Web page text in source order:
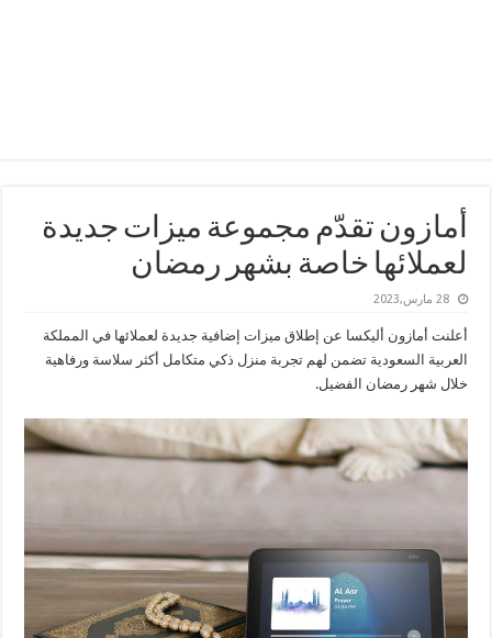
أمازون تقدّم مجموعة ميزات جديدة
لعملائها خاصة بشهر رمضان
28 مارس,2023
أعلنت أمازون أليكسا عن إطلاق ميزات إضافية جديدة لعملائها في المملكة
العربية السعودية تضمن لهم تجربة منزل ذكي متكامل أكثر سلاسة ورفاهية
خلال شهر رمضان الفضيل.